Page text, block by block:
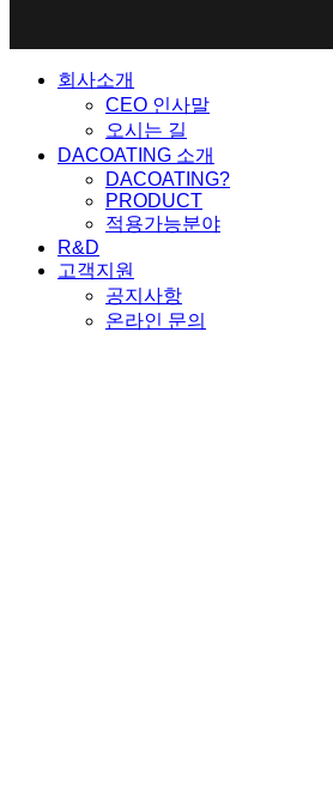
Close 회사소개
CEO 인사말
오시는 길
DACOATING 소개
DACOATING?
PRODUCT
적용가능분야
R&D
고객지원
공지사항
온라인 문의